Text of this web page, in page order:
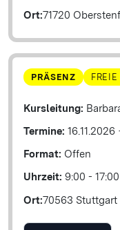
Ort:71720
PRÄSENZ
Kursleitung:
Termine: 16.11.2026
Format: Offen
Uhrzeit: 9:00 - 17:00
Ort:70563 Stuttgart